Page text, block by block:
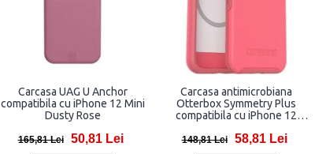
Carcasa UAG U Anchor
compatibila cu iPhone 12 Mini
Dusty Rose
165,81 Lei 50,81 Lei
Carcasa antimicrobiana
Otterbox Symmetry Plus
compatibila cu iPhone 12
148,81 Lei 58,81 Lei